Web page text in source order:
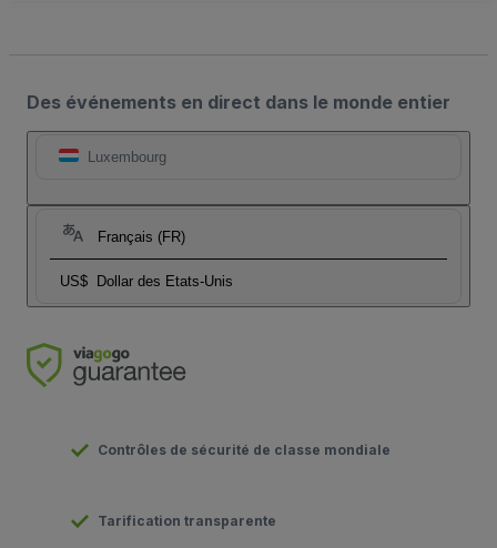
Des événements en direct dans le monde entier
Luxembourg
Français (FR)
US$ Dollar des Etats-Unis
Contrôles de sécurité de classe mondiale
Tarification transparente